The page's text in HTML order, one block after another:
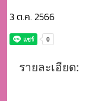
3 ต.ค. 2566
รายละเอียด: